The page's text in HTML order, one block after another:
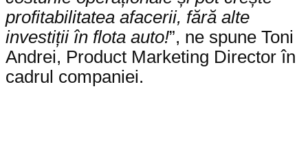
profitabilitatea afacerii, fără alte
investiții în flota auto!”, ne spune Toni
Andrei, Product Marketing Director în
cadrul companiei.